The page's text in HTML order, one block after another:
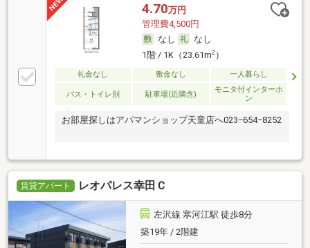
4.70万円
管理費4,500円
なし
なし
1階 / 1K（23.61m2）
礼金なし 敷金なし 一人暮らし
バス・トイレ別 駐車場(近隣含)
モニタ付インターホ
ン
お部屋探しはアパマンショップ天童店へ023−654−8252
賃貸アパート レオパレス幸田Ｃ
左沢線 寒河江駅 徒歩8分
築19年 / 2階建